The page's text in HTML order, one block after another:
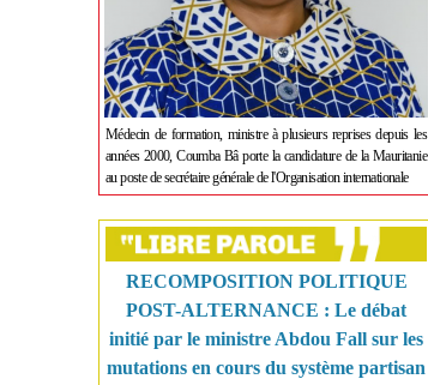
Médecin de formation, ministre à plusieurs reprises depuis les
années 2000, Coumba Bâ porte la candidature de la Mauritanie
au poste de secrétaire générale de l'Organisation internationale
RECOMPOSITION POLITIQUE
POST-ALTERNANCE : Le débat
initié par le ministre Abdou Fall sur les
mutations en cours du système partisan